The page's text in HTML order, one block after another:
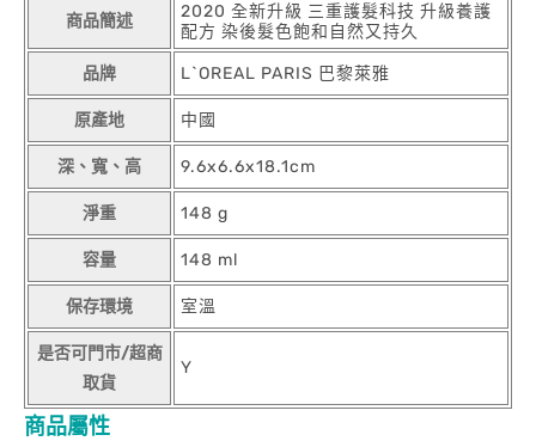
商品簡述
2020 全新升級 三重護髮科技 升級養護
配方 染後髮色飽和自然又持久
品牌 L`OREAL PARIS 巴黎萊雅
原產地 中國
深、寬、高 9.6x6.6x18.1cm
淨重 148 g
容量 148 ml
保存環境 室溫
是否可門市/超商
取貨
Y
商品屬性